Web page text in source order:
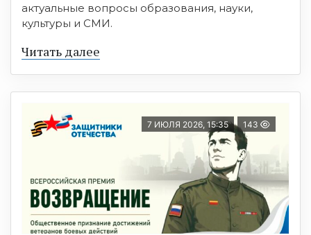
актуальные вопросы образования, науки,
культуры и СМИ.
Читать далее
7 ИЮЛЯ 2026, 15:35 143